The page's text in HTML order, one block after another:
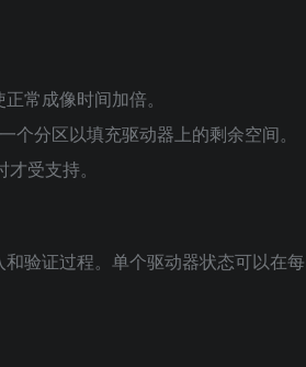
常成像时间加倍。
个分区以填充驱动器上的剩余空间。
受支持。
验证过程。单个驱动器状态可以在每